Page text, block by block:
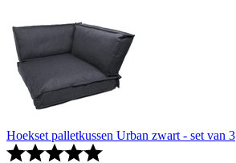
Hoekset palletkussen Urban zwart - set van 3